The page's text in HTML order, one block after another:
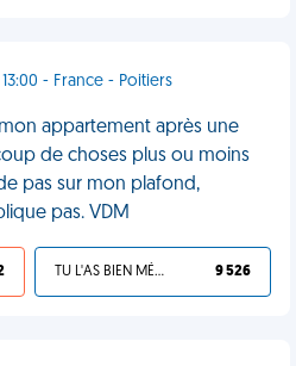
- France - Poitiers
appartement après une
de choses plus ou moins
pas sur mon plafond,
pas. VDM
TU L'AS BIEN MÉRITÉ 9 526